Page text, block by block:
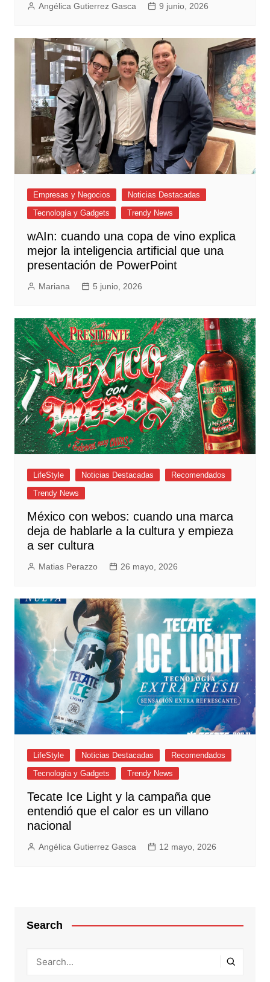
Angélica Gutierrez Gasca 9 junio, 2026
Empresas y Negocios
Noticias Destacadas
Tecnología y Gadgets
Trendy News
wAIn: cuando una copa de vino explica
mejor la inteligencia artificial que una
presentación de PowerPoint
Mariana 5 junio, 2026
LifeStyle Noticias Destacadas
Recomendados
Trendy News
México con webos: cuando una marca
deja de hablarle a la cultura y empieza
a ser cultura
Matias Perazzo 26 mayo, 2026
LifeStyle Noticias Destacadas
Recomendados
Tecnología y Gadgets
Trendy News
Tecate Ice Light y la campaña que
entendió que el calor es un villano
nacional
Angélica Gutierrez Gasca 12 mayo, 2026
Search